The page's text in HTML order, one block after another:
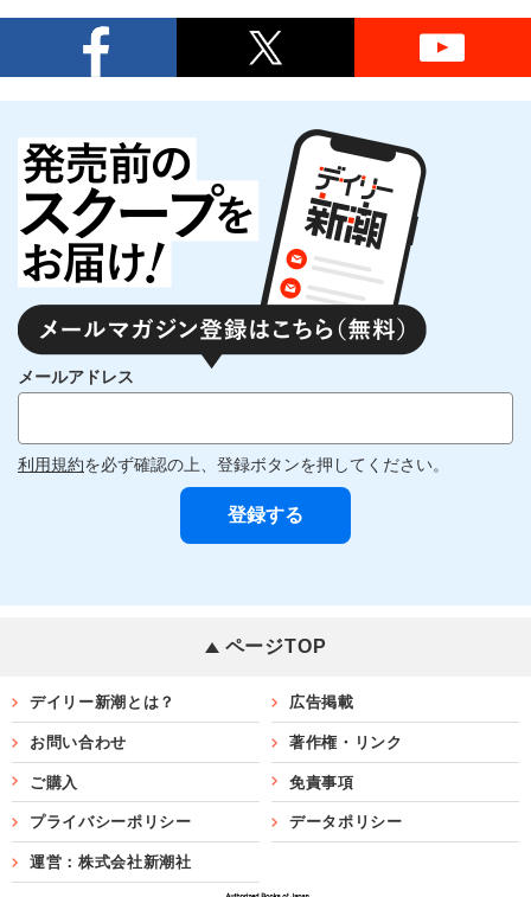
メールアドレス
利用規約を必ず確認の上、登録ボタンを押してください。
ページTOP
デイリー新潮とは？ 広告掲載
お問い合わせ 著作権・リンク
ご購入 免責事項
プライバシーポリシー データポリシー
運営：株式会社新潮社